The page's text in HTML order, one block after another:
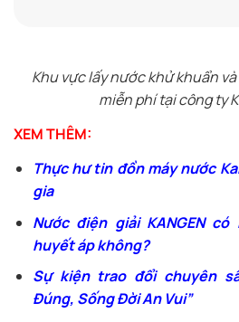
Khu vực lấy nước khử khuẩn
miễn phí tại công ty
XEM THÊM:
Thực hư tin đồn máy nước
gia
Nước điện giải KANGEN
huyết áp không?
Sự kiện trao đổi chuyên
Đúng, Sống Đời An Vui”